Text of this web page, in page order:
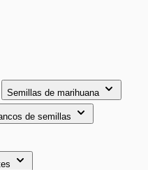
Semillas de marihuana
de semillas